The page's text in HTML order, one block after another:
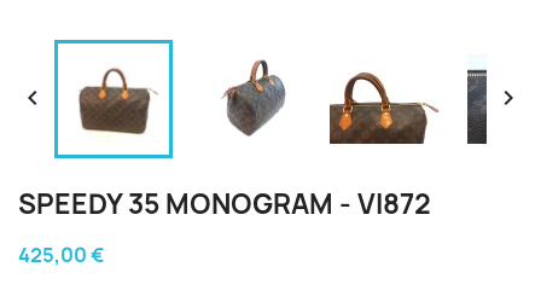
 
SPEEDY 35 MONOGRAM - VI872
425,00 €